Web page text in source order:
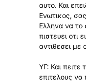
αυτο. Και
Ενωτικος,
Ελληνα να το
πιστευει οτι
αντιθεσει με
ΥΓ: Και πειτε
επιτελους να